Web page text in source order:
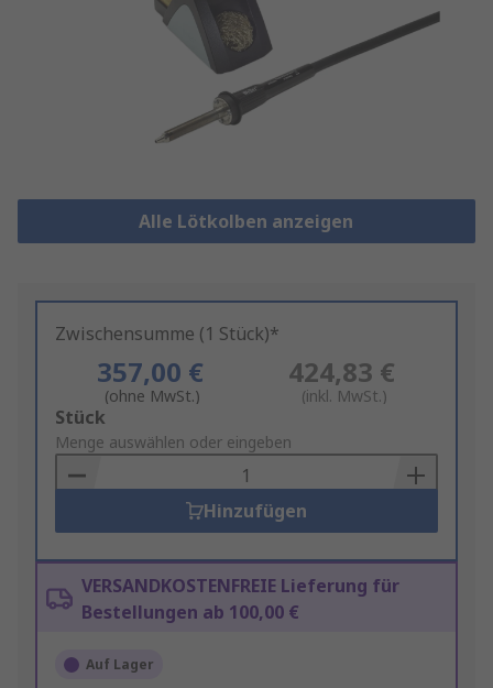
Alle Lötkolben anzeigen
Zwischensumme (1 Stück)*
357,00 €
(ohne MwSt.)
424,83 €
(inkl. MwSt.)
Add
to
Basket
Stück
Menge auswählen oder eingeben
Hinzufügen
VERSANDKOSTENFREIE Lieferung für
Bestellungen ab 100,00 €
Auf Lager